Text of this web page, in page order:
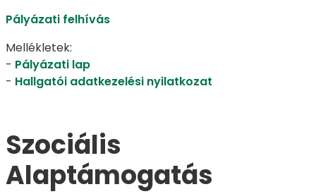
Pályázati felhívás
Mellékletek:
- Pályázati lap
- Hallgatói adatkezelési nyilatkozat
Szociális
Alaptámogatás